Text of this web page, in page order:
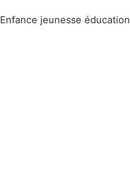
Enfance jeunesse éducation